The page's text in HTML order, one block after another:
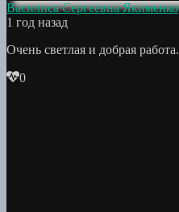
Василиса Сергеевна Якименко
1 год назад
Очень светлая и добрая работа.
0